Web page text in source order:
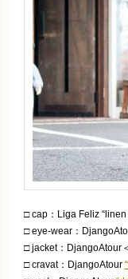
□ cap：Liga Feliz “linen
□ eye-wear：
□ jacket：DjangoAtour
□ cravat：DjangoAtour